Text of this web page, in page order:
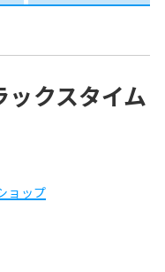
ックスタイム
ョップ